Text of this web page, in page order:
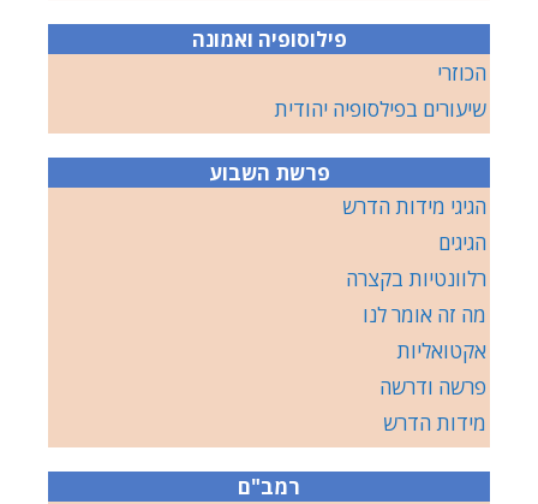
פילוסופיה ואמונה
הכוזרי
שיעורים בפילסופיה יהודית
פרשת השבוע
הגיגי מידות הדרש
הגיגים
רלוונטיות בקצרה
מה זה אומר לנו
אקטואליות
פרשה ודרשה
מידות הדרש
רמב"ם